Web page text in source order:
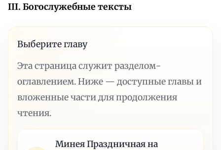
III. Богослужебные тексты
Выберите главу
Эта страница служит разделом-
оглавлением. Ниже — доступные главы и
вложенные части для продолжения
чтения.
Минея Праздничная на